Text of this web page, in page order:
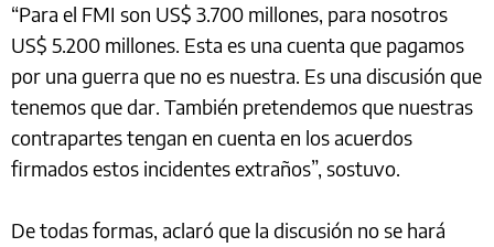
“Para el FMI son US$ 3.700 millones, para nosotros
US$ 5.200 millones. Esta es una cuenta que pagamos
por una guerra que no es nuestra. Es una discusión que
tenemos que dar. También pretendemos que nuestras
contrapartes tengan en cuenta en los acuerdos
firmados estos incidentes extraños”, sostuvo.
De todas formas, aclaró que la discusión no se hará